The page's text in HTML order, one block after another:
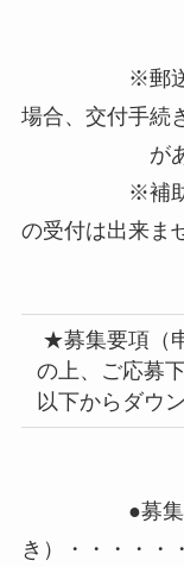
※郵送によ
場合、交付手続
があります
※補助金セ
の受付は出来ま
★募集要項（
の上、ご応募下
以下からダウ
●募集要項
き）・・・・・